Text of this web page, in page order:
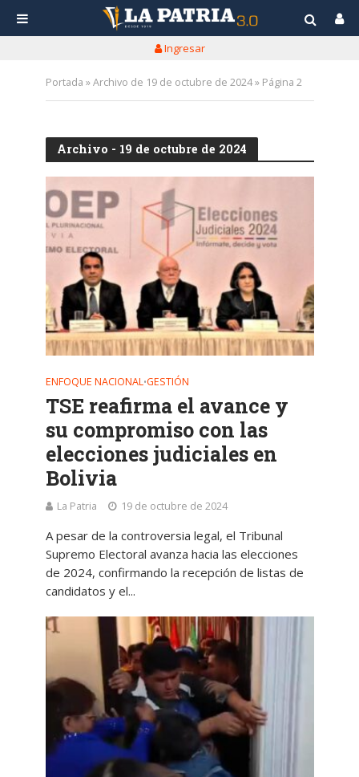
Ingresar
Portada »Archivo de 19 de octubre de 2024» Página 2
Archivo - 19 de octubre de 2024
ENFOQUE NACIONAL•GESTIÓN
TSE reafirma el avance y
su compromiso con las
elecciones judiciales en
Bolivia
La Patria 19 de octubre de 2024
A pesar de la controversia legal, el Tribunal
Supremo Electoral avanza hacia las elecciones
de 2024, confirmando la recepción de listas de
candidatos y el...